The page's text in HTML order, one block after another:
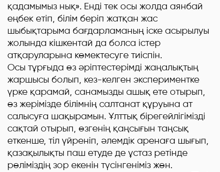
қадамымыз нық». Енді тек осы жолда аянбай
еңбек етіп, білім беріп жатқан жас
шыбықтарыма бағдарламаның іске асырылуы
жолында кішкентай да болса істер
атқаруларына көмектесуге тиіспін.
Осы тұрғыда өз әріптестерімді жаңалықтың
жаршысы болып, кез-келген экспериментке
үрке қарамай, санамызды ашық ете отырып,
өз жерімізде білімнің салтанат құруына ат
салысуға шақырамын. Ұлттық бірегейлігімізді
сақтай отырып, өзгенің қаңсығын таңсық
еткенше, тіл үйреніп, әлемдік аренаға шығып,
қазақылықты паш етуде де ұстаз ретінде
рөліміздің зор екенін түсінгеніміз жөн.